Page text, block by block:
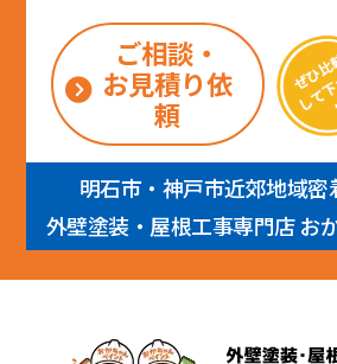
ご相談・
お見積り依
頼
明石市・神戸市近郊地域密
外壁塗装・屋根工事専門店 お